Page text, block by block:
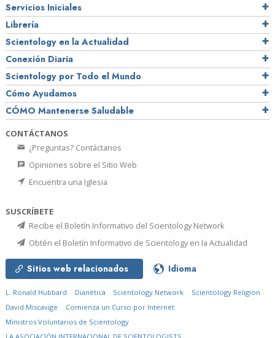
Servicios Iniciales
Librería
Scientology en la Actualidad
Conexión Diaria
Scientology por Todo el Mundo
Cómo Ayudamos
CÓMO Mantenerse Saludable
CONTÁCTANOS
¿Preguntas? Contáctanos
Opiniones sobre el Sitio Web
Encuentra una Iglesia
SUSCRÍBETE
Recibe el Boletín Informativo del Scientology Network
Obtén el Boletín Informativo de Scientology en la Actualidad
Sitios web relacionados Idioma
L. Ronald Hubbard Dianética Scientology Network
Scientology Religion
David Miscavige
Comienza un Curso por Internet
Ministros Voluntarios de Scientology